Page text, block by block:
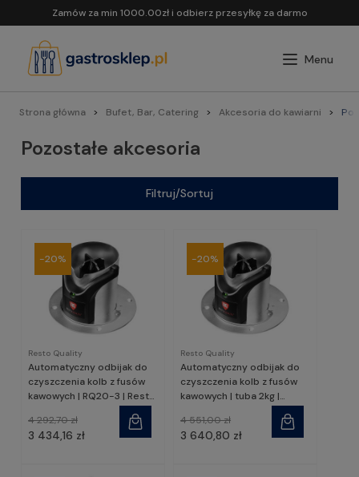
Zamów za min 1000.00zł i odbierz przesyłkę za darmo
Strona główna Bufet, Bar, Catering Akcesoria do kawiarni
Pozostałe akcesoria
Filtruj/Sortuj
Resto Quality
Automatyczny odbijak do
czyszczenia kolb z fusów
kawowych | RQ20-3 | Resto
3 434,16 zł
4 292,70 zł
-20%
Resto Quality
Automatyczny odbijak do
czyszczenia kolb z fusów
kawowych | tuba 2kg |
3 640,80 zł
4 551,00 zł
-20%